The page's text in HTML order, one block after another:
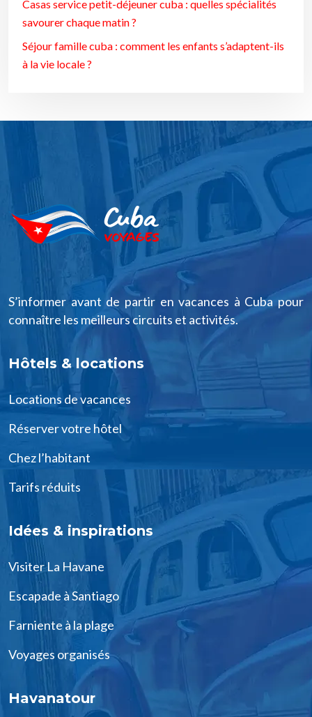
Casas service petit-déjeuner cuba : quelles spécialités
savourer chaque matin ?
Séjour famille cuba : comment les enfants s’adaptent-ils
à la vie locale ?
S’informer avant de partir en vacances à Cuba pour
connaître les meilleurs circuits et activités.
Hôtels & locations
Locations de vacances
Réserver votre hôtel
Chez l’habitant
Tarifs réduits
Idées & inspirations
Visiter La Havane
Escapade à Santiago
Farniente à la plage
Voyages organisés
Havanatour